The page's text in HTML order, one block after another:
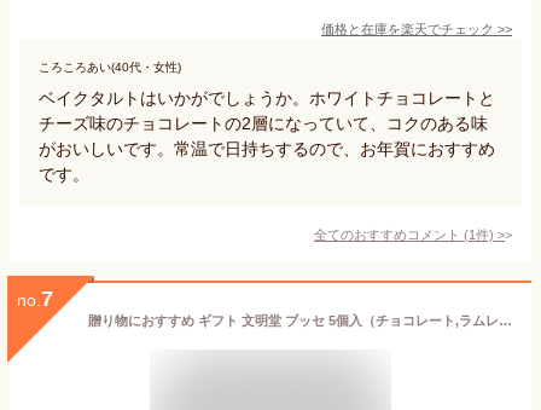
価格と在庫を楽天でチェック >>
ころころあい(40代・女性)
ベイクタルトはいかがでしょうか。ホワイトチョコレートと
チーズ味のチョコレートの2層になっていて、コクのある味
がおいしいです。常温で日持ちするので、お年賀におすすめ
です。
全てのおすすめコメント (1件) >
no. 7
贈り物におすすめ ギフト 文明堂 ブッセ 5個入（チョコレート,ラムレーズン）ふわふわ食感で人気の洋菓子「ブッセ」 内祝・出産祝・誕生日・入園・御祝・ギフト・結婚祝・販促ギフト・景品【クリスマス】【歳暮 年賀】